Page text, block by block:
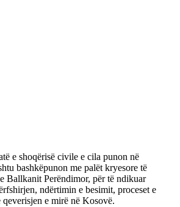
e shoqërisë civile e cila punon në
bashkëpunon me palët kryesore të
Ballkanit Perëndimor, për të ndikuar
ndërtimin e besimit, proceset e
e mirë në Kosovë.